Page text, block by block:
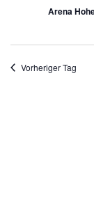
Arena
Vorheriger Tag